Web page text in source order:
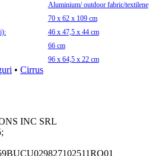
Aluminium/ outdoor fabric/textilene
70 x 62 x 109 cm
46 x 47,5 x 44 cm
66 cm
96 x 64,5 x 22 cm
• Cirrus
INC SRL